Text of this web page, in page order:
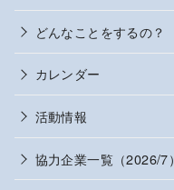
どんなことをするの？
カレンダー
活動情報
協力企業一覧（2026/7）